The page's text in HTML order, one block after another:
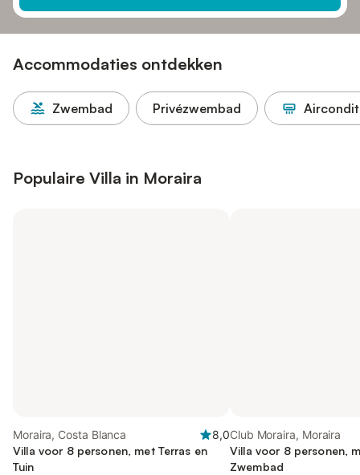
Accommodaties ontdekken
Zwembad Privézwembad
Populaire Villa in Moraira
Moraira, Costa Blanca
8,0
Villa voor 8 personen, met Terras en
Tuin
Club Moraira, Moraira
Villa voor 8 personen,
Zwembad